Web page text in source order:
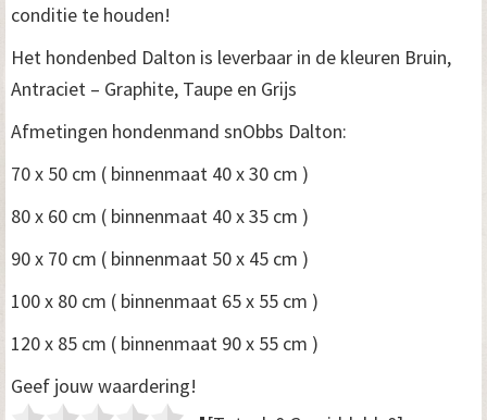
conditie te houden!
Het hondenbed Dalton is leverbaar in de kleuren Bruin,
Antraciet – Graphite, Taupe en Grijs
Afmetingen hondenmand snObbs Dalton:
70 x 50 cm ( binnenmaat 40 x 30 cm )
80 x 60 cm ( binnenmaat 40 x 35 cm )
90 x 70 cm ( binnenmaat 50 x 45 cm )
100 x 80 cm ( binnenmaat 65 x 55 cm )
120 x 85 cm ( binnenmaat 90 x 55 cm )
Geef jouw waardering!